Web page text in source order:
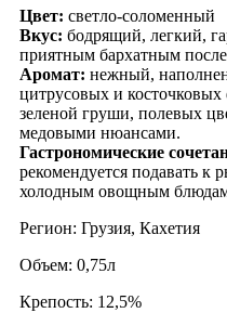
Цвет: светло-соломенный
Вкус: бодрящий, легкий,
приятным бархатным
Аромат: нежный,
цитрусовых и косточковых
зеленой груши, полевых
медовыми нюансами.
Гастрономические
рекомендуется подавать к
холодным овощным
Регион: Грузия, Кахетия
Объем: 0,75л
Крепость: 12,5%